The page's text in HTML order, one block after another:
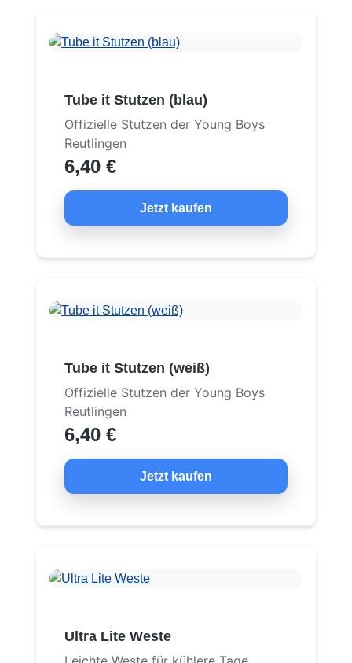
Tube it Stutzen (blau)
Offizielle Stutzen der Young Boys
Reutlingen
6,40 €
Jetzt kaufen
Tube it Stutzen (weiß)
Offizielle Stutzen der Young Boys
Reutlingen
6,40 €
Jetzt kaufen
Ultra Lite Weste